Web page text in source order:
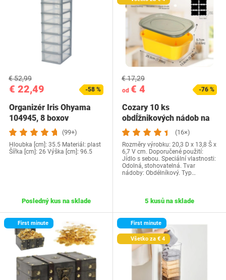
€ 22,49
€ 52,99
-58 %
Organizér Iris Ohyama
104945, 8 boxov
(99+)
Hloubka [cm]: 35.5 Materiál: plast
Šířka [cm]: 26 Výška [cm]: 96.5
Posledný kus na sklade
od € 4
€ 17,29
-76 %
Cozary 10 ks
obdĺžnikových nádob na
potraviny, 1100ml…
(16×)
Rozměry výrobku: 20,3 D x 13,8 Š x
6,7 V cm. Doporučené použití:
Jídlo s sebou. Speciální vlastnosti:
Odolná, stohovatelná. Tvar
nádoby: Obdélníkový. Typ…
5 kusů na sklade
First minute First minute
Všetko za € 4